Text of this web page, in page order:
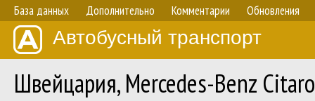
База данных Дополнительно Комментарии Обновления
Автобусный транспорт
Швейцария, Mercedes-Benz